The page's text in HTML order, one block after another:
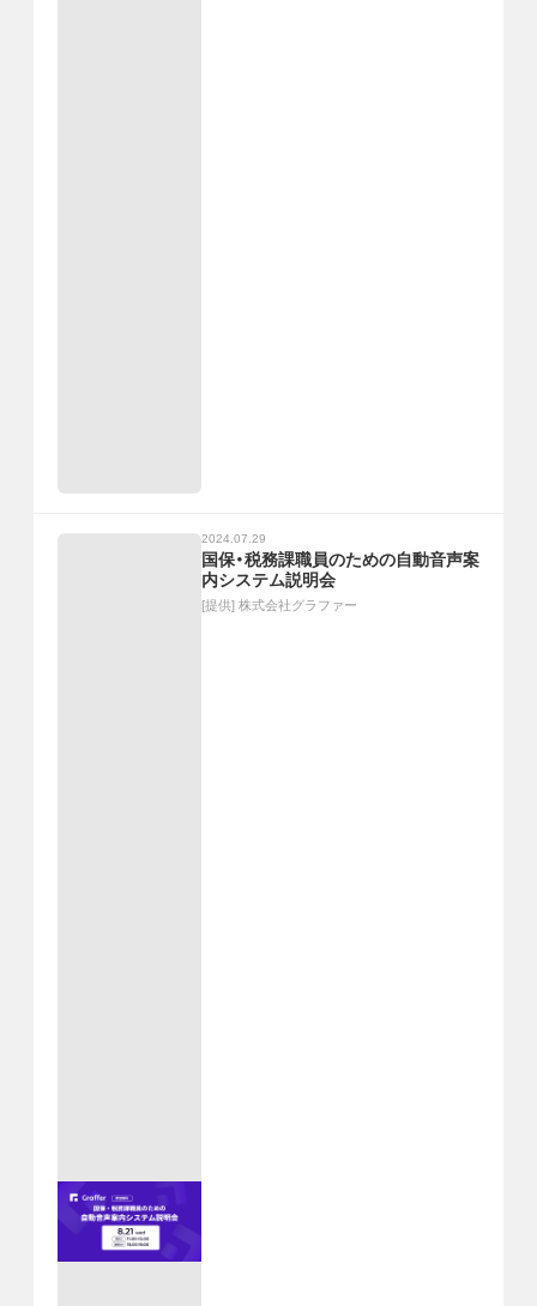
2024.07.29
国保・税務課職員のための自動音声案
内システム説明会
[提供] 株式会社グラファー